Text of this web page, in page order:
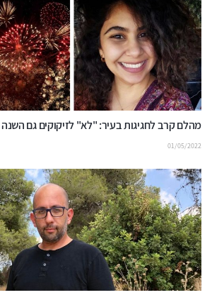
מהלם קרב לחגיגות בעיר: "לא" לזיקוקים גם השנה
01/05/2022